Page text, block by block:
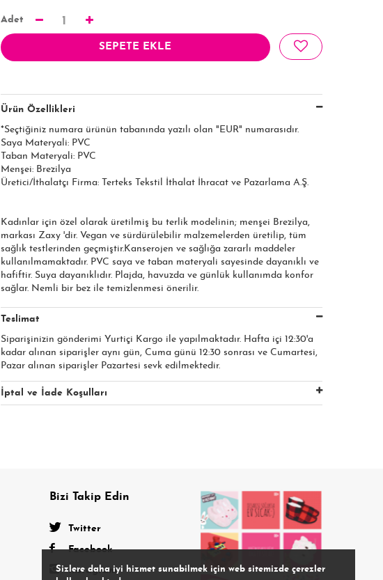
Adet 1
SEPETE EKLE
Ürün Özellikleri
*Seçtiğiniz numara ürünün tabanında yazılı olan "EUR" numarasıdır.
Saya Materyali: PVC
Taban Materyali: PVC
Menşei: Brezilya
Üretici/İthalatçı Firma: Terteks Tekstil İthalat İhracat ve Pazarlama A.Ş.
Kadınlar için özel olarak üretilmiş bu terlik modelinin; menşei Brezilya,
markası Zaxy 'dir. Vegan ve sürdürülebilir malzemelerden üretilip, tüm
sağlık testlerinden geçmiştir.Kanserojen ve sağlığa zararlı maddeler
kullanılmamaktadır. PVC saya ve taban materyali sayesinde dayanıklı ve
hafiftir. Suya dayanıklıdır. Plajda, havuzda ve günlük kullanımda konfor
sağlar. Nemli bir bez ile temizlenmesi önerilir.
Teslimat
Siparişinizin gönderimi Yurtiçi Kargo ile yapılmaktadır. Hafta içi 12:30'a
kadar alınan siparişler aynı gün, Cuma günü 12:30 sonrası ve Cumartesi,
Pazar alınan siparişler Pazartesi sevk edilmektedir.
İptal ve İade Koşulları
Bizi Takip Edin
Twitter
Facebook
Instagram
Sizlere daha iyi hizmet sunabilmek için web sitemizde çerezler